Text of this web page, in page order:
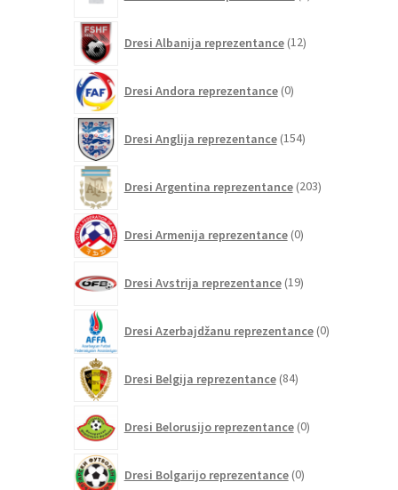
Dresi Albanija reprezentance 12izdelkov
Dresi Andora reprezentance 0izdelkov
Dresi Anglija reprezentance 154izdelkov
Dresi Argentina reprezentance 203izdelki
Dresi Armenija reprezentance 0izdelkov
Dresi Avstrija reprezentance 19izdelkov
Dresi Azerbajdžanu reprezentance 0izdelkov
Dresi Belgija reprezentance 84izdelkov
Dresi Belorusijo reprezentance 0izdelkov
Dresi Bolgarijo reprezentance 0izdelkov